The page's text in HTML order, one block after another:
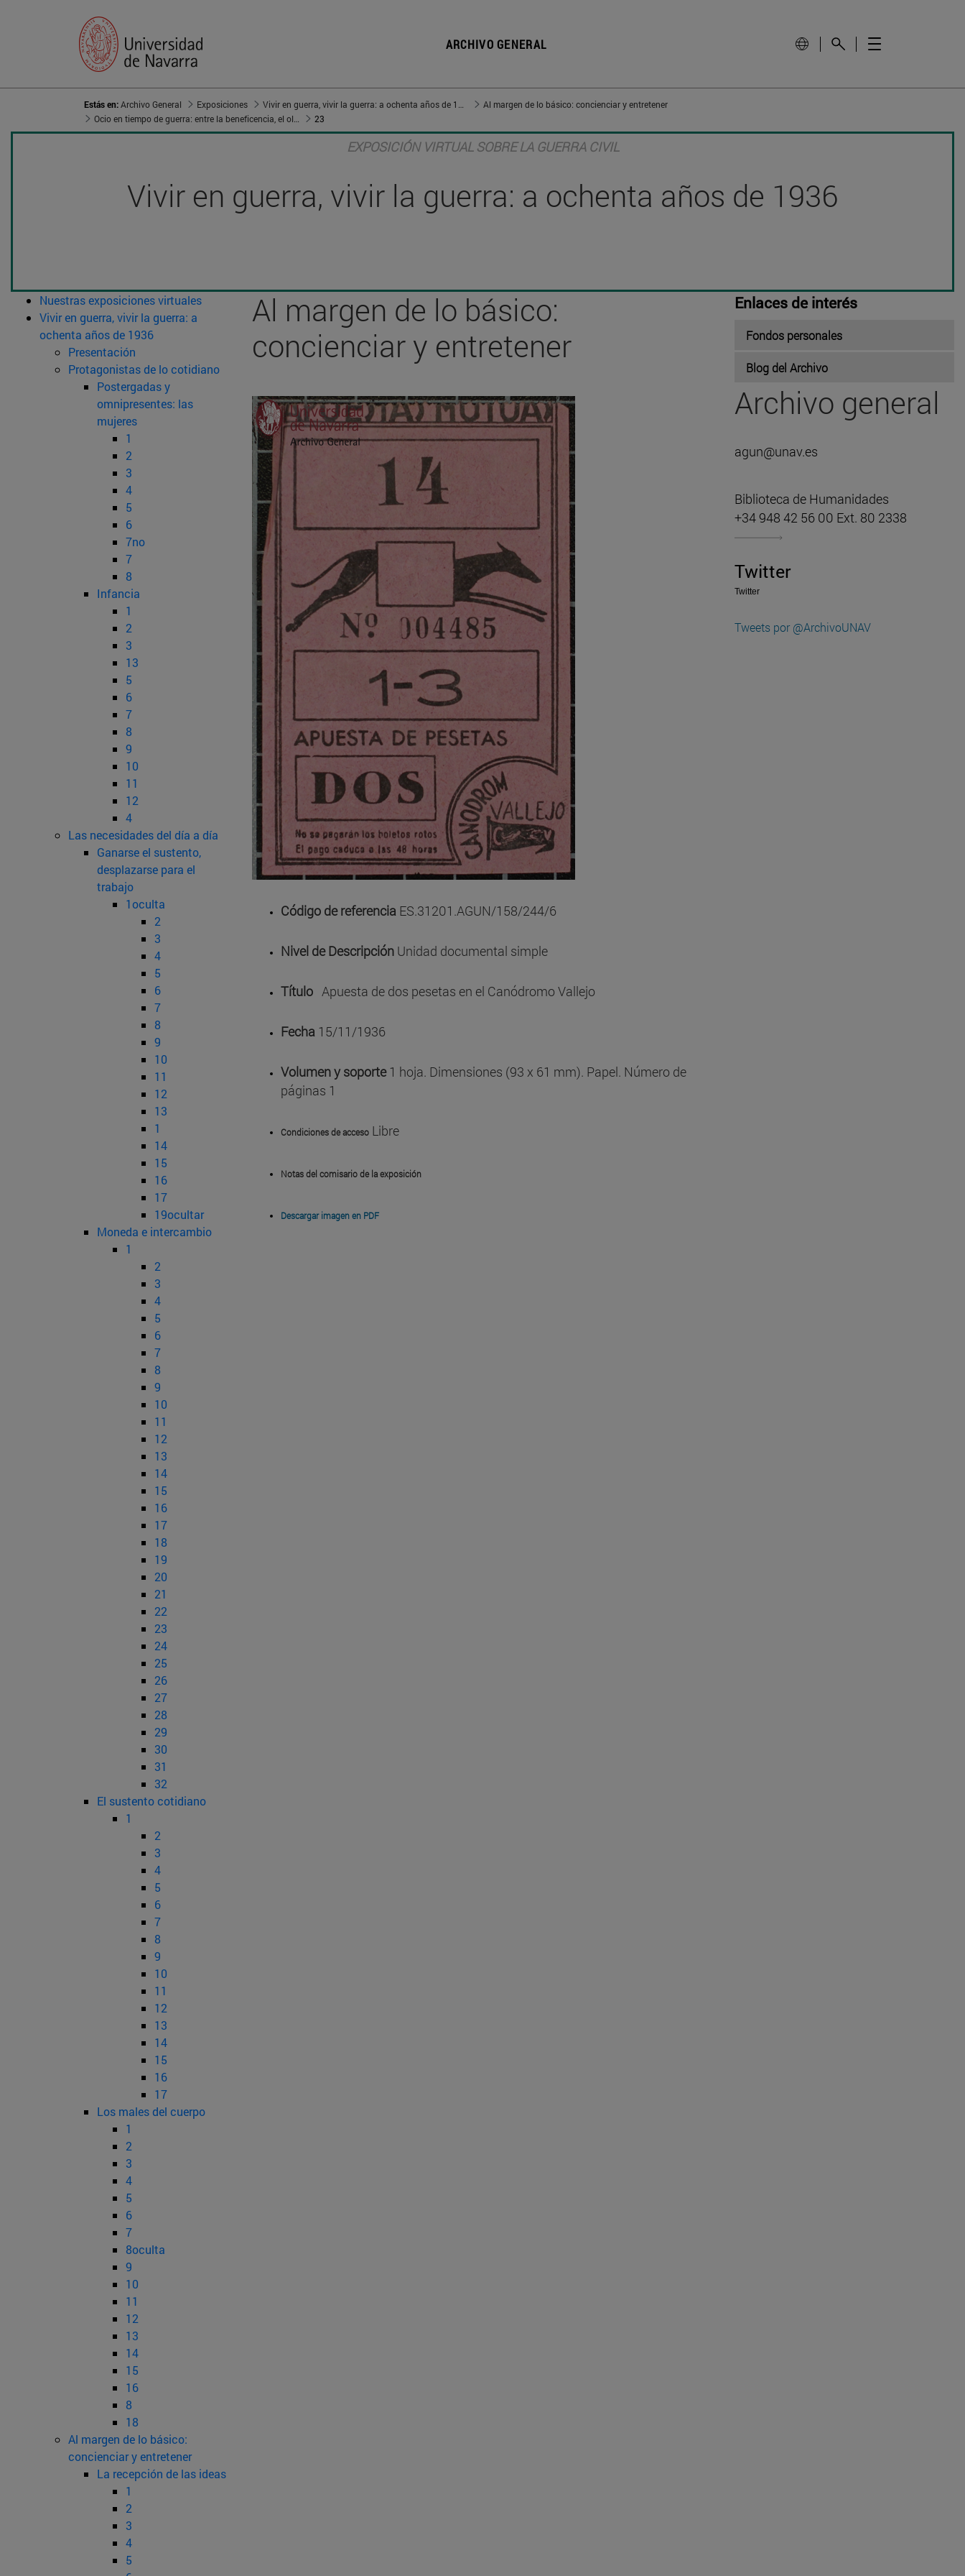
ARCHIVO GENERAL
Estás en:Archivo General Exposiciones
Al margen de lo básico: concienciar y entretener
23
EXPOSICIÓN VIRTUAL SOBRE LA GUERRA CIVIL
Vivir en guerra, vivir la guerra: a ochenta años de 1936
Nuestras exposiciones virtuales
Vivir en guerra, vivir la guerra: a
ochenta años de 1936
Presentación
Protagonistas de lo cotidiano
Postergadas y
omnipresentes: las
mujeres
1
2
3
4
5
6
7no
7
8
Infancia
1
2
3
13
5
6
7
8
9
10
11
12
4
Las necesidades del día a día
Ganarse el sustento,
desplazarse para el
trabajo
1oculta
2
3
4
5
6
7
8
9
10
11
12
13
1
14
15
16
17
19ocultar
Moneda e intercambio
1
2
3
4
5
6
7
8
9
10
11
12
13
14
15
16
17
18
19
20
21
22
23
24
25
26
27
28
29
30
31
32
El sustento cotidiano
1
2
3
4
5
6
7
8
9
10
11
12
13
14
15
16
17
Los males del cuerpo
1
2
3
4
5
6
7
8oculta
9
10
11
12
13
14
15
16
8
18
Al margen de lo básico:
concienciar y entretener
La recepción de las ideas
1
2
3
4
5
Al margen de lo básico:
concienciar y entretener
Código de referencia ES.31201.AGUN/158/244/6
Nivel de Descripción Unidad documental simple
Título Apuesta de dos pesetas en el Canódromo Vallejo
Fecha 15/11/1936
Volumen y soporte1 hoja. Dimensiones (93 x 61 mm). Papel. Número de
páginas 1
Condiciones de acceso Libre
Notas del comisario de la exposición
Descargar imagen en PDF
Enlaces de interés
Fondos personales
Blog del Archivo
Archivo general
agun@unav.es
Biblioteca de Humanidades
+34 948 42 56 00 Ext. 80 2338
Twitter
Twitter
Tweets por @ArchivoUNAV